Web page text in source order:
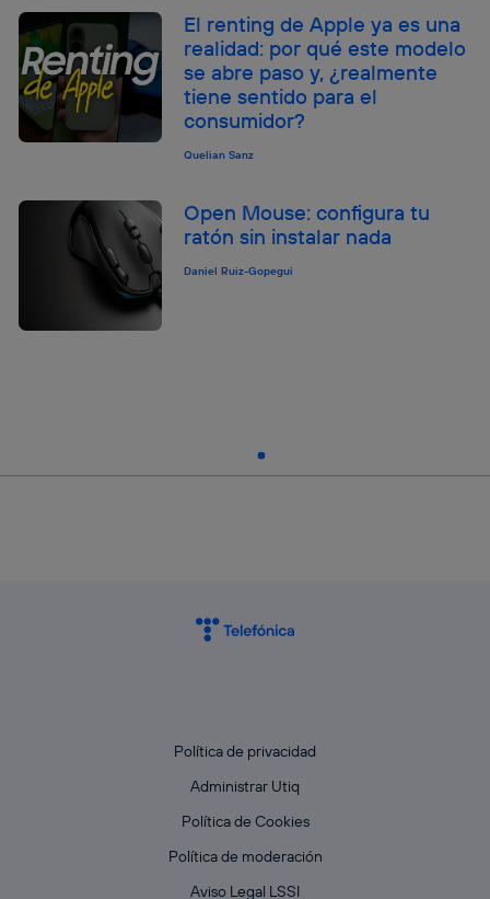
El renting de Apple ya es una
realidad: por qué este modelo
se abre paso y, ¿realmente
tiene sentido para el
consumidor?
Quelian Sanz
Open Mouse: configura tu
ratón sin instalar nada
Daniel Ruiz-Gopegui
Política de privacidad
Administrar Utiq
Política de Cookies
Política de moderación
Aviso Legal LSSI